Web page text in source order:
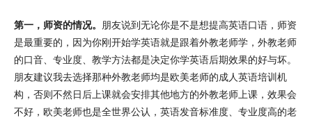
第一，师资的情况。
朋友说到无论你是不是想提高英语口语，师资
是最重要的，因为你刚开始学英语就是跟着外教老师学，外教老师
的口音、专业度、教学方法都是决定你学英语后期效果的好与坏。
朋友建议我去选择那种外教老师均是欧美老师的成人英语培训机
构，否则不然日后上课就会安排其他地方的外教老师上课，效果会
不好，欧美老师也是全世界公认，英语发音标准度、专业度高的老